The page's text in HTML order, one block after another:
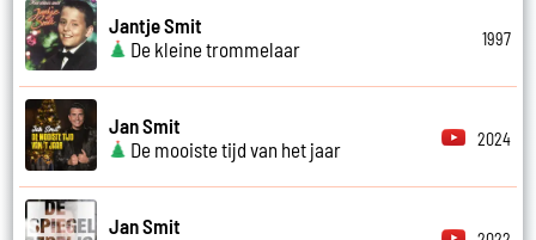
Jantje Smit
De kleine trommelaar
1997
Jan Smit
De mooiste tijd van het jaar
2024
Jan Smit